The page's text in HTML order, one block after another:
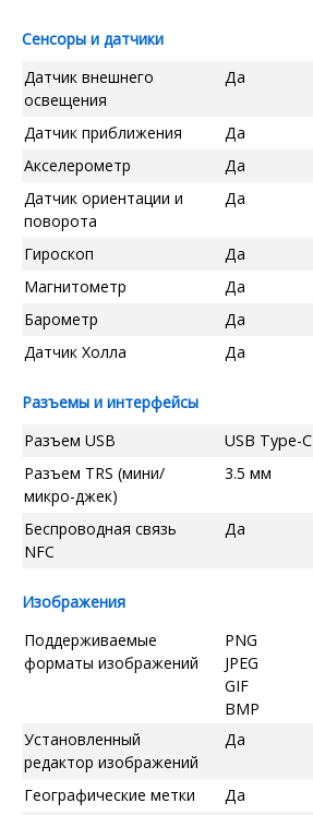
Сенсоры и датчики
Датчик внешнего
освещения
Да
Датчик приближения Да
Акселерометр
Да
Датчик ориентации и
поворота
Да
Гироскоп Да
Магнитометр
Да
Барометр
Да
Датчик Холла
Да
Разъемы и интерфейсы
Разъем USB
USB Type-C
Разъем TRS (мини/
микро-джек)
3.5 мм
Беспроводная связь
NFC
Да
Изображения
Поддерживаемые
форматы изображений
PNG
JPEG
GIF
BMP
Установленный
редактор изображений
Да
Географические метки Да